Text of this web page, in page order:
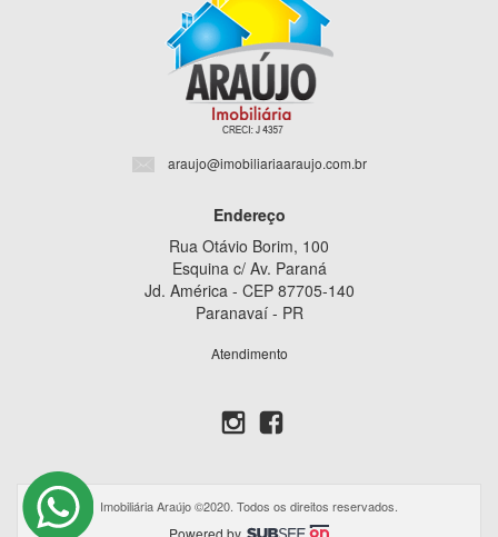
araujo@imobiliariaaraujo.com.br
Endereço
Rua Otávio Borim, 100
Esquina c/ Av. Paraná
Jd. América - CEP 87705-140
Paranavaí - PR
Atendimento
Imobiliária Araújo ©2020. Todos os direitos reservados.
Powered by